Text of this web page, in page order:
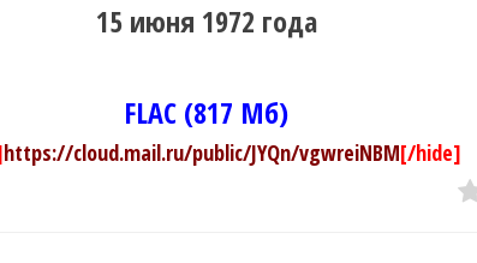
15 июня 1972 года
FLAC (817 Мб)
https://cloud.mail.ru/public/JYQn/vgwreiNBM[/hide]